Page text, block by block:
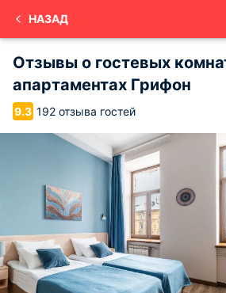
НАЗАД
Отзывы о гостевых
апартаментах Грифон
9.3 192 отзыва гостей